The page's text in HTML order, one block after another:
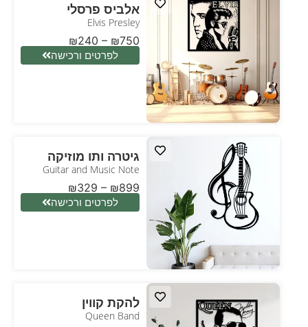
אלביס פרסלי
Elvis Presley
₪240 – ₪750
לפרטים ורכישה
גיטרה ותו מוזיקה
Guitar and Music Note
₪329 – ₪899
לפרטים ורכישה
להקת קווין
Queen Band